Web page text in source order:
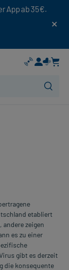
App ab 35€.
etabliert
zeigen
es zu einer
gibt es derzeit
die konsequente